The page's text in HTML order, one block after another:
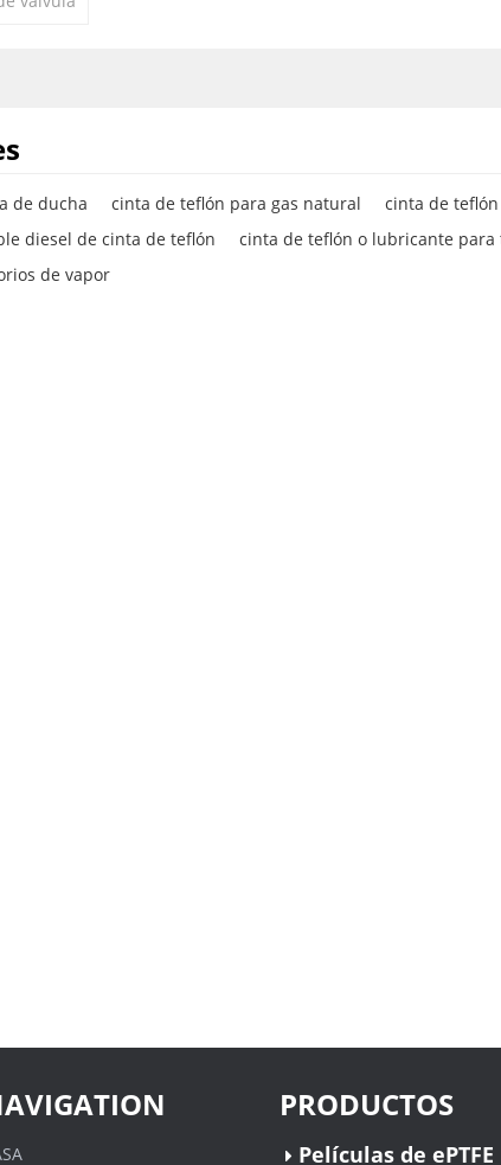
de ducha cinta de teflón para gas natural
cinta de
diesel de cinta de teflón
cinta de teflón o lubricante
de vapor
PRODUCTOS
Películas de ePTFE